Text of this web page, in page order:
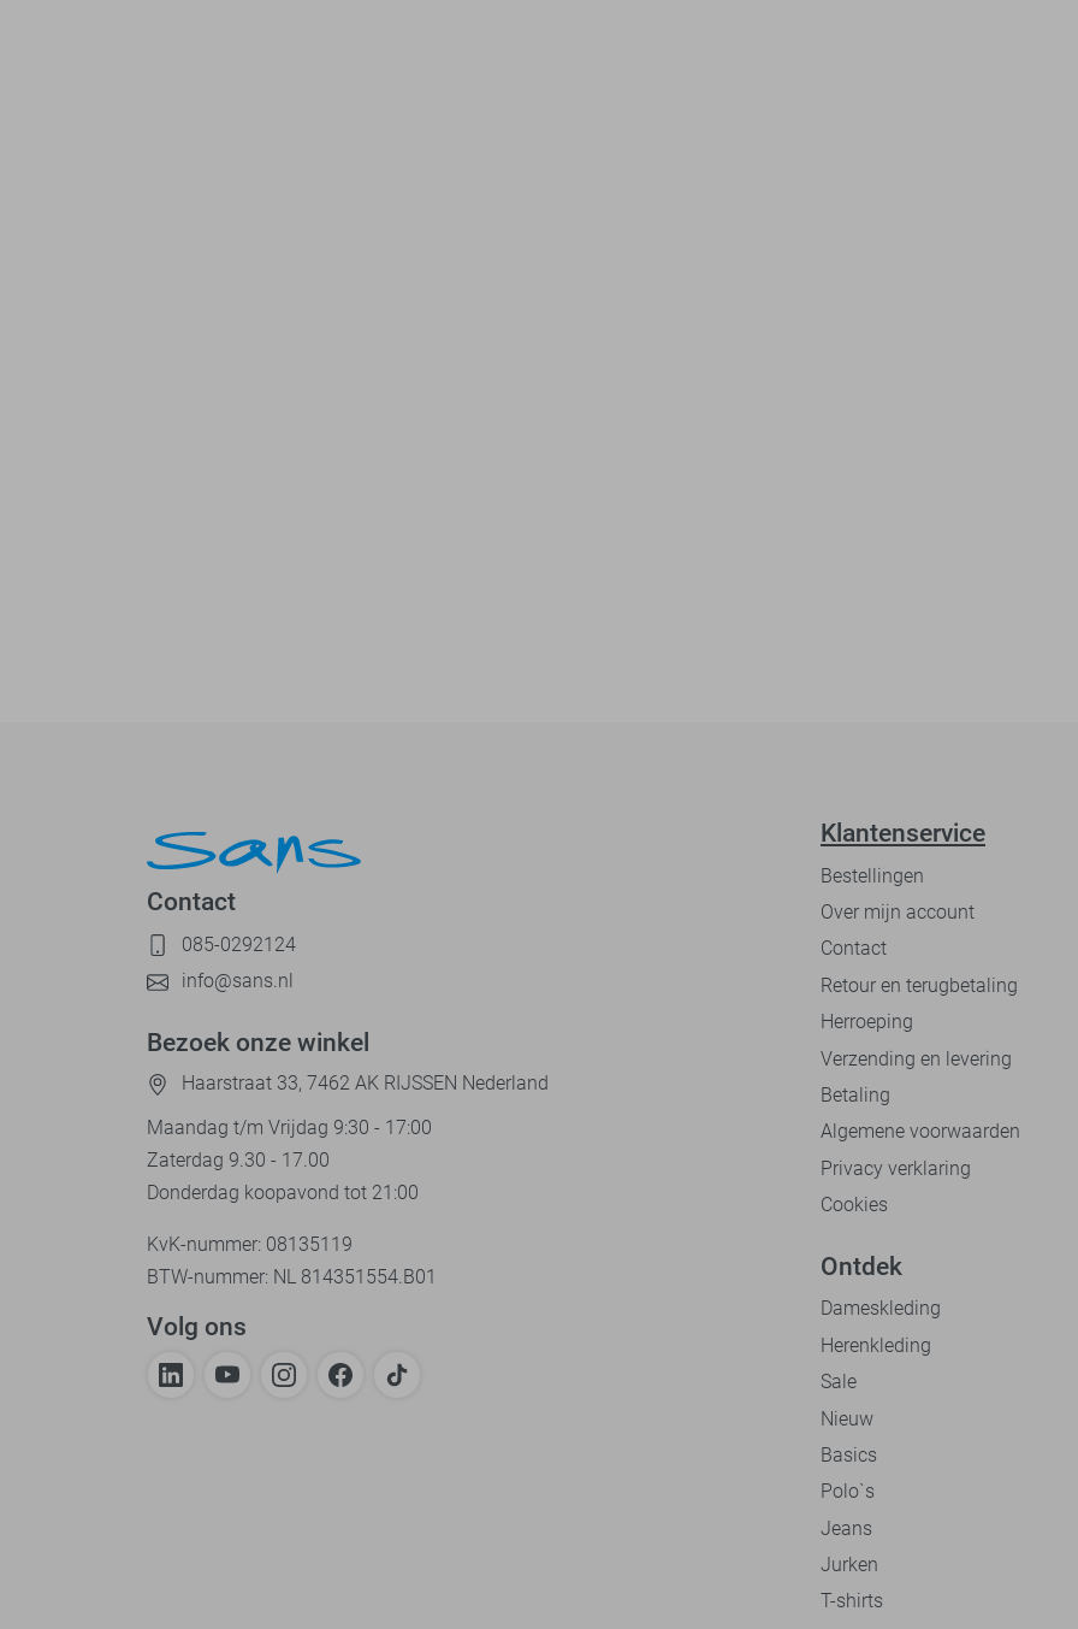
Contact
085-0292124
info@sans.nl
Bezoek onze winkel
Haarstraat 33, 7462 AK RIJSSEN Nederland
Maandag t/m Vrijdag 9:30 - 17:00
Zaterdag 9.30 - 17.00
Donderdag koopavond tot 21:00
KvK-nummer: 08135119
BTW-nummer: NL 814351554.B01
Volg ons
Klantenservice
Bestellingen
Over mijn account
Contact
Retour en terugbetaling
Herroeping
Verzending en levering
Betaling
Algemene voorwaarden
Privacy verklaring
Cookies
Ontdek
Dameskleding
Herenkleding
Sale
Nieuw
Basics
Polo`s
Jeans
Jurken
T-shirts